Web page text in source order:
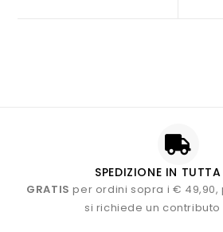
SPEDIZIONE IN
GRATIS per ordini sopra i €
si richiede un contributo